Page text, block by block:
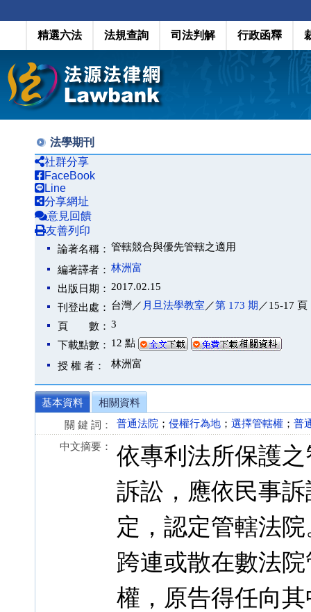
精選六法 法規查詢 司法判解 行政函釋
法學期刊
社群分享
FaceBook
Line
分享網址
意見回饋
友善列印
論著名稱： 管轄競合與優先管轄之適用
編著譯者： 林洲富
出版日期： 2017.02.15
刊登出處： 台灣／ 月旦法學教室 ／第 173 期 ／15-17 頁
頁 數： 3
下載點數： 12 點
授 權 者： 林洲富
基本資料
相關資料
關 鍵 詞：
普通法院 ； 侵權行為地 ； 選擇管轄權 ； 普
中文摘要：
依專利法所保護
訴訟，應依民事
定，認定管轄法
跨連或散在數法
權，原告得任向